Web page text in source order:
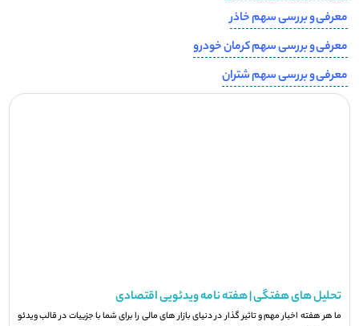
معرفی و بررسی سهم خاذر
معرفی و بررسی سهم کرمان خودرو
معرفی و بررسی سهم شتران
تحلیل های هفتگی | هفته نامه ویدئویی اقتصادی
ما هر هفته اخبار مهم و تاثیر گذار در دنیای بازار های مالی را برای شما با جزيیات در قالب ویدئو